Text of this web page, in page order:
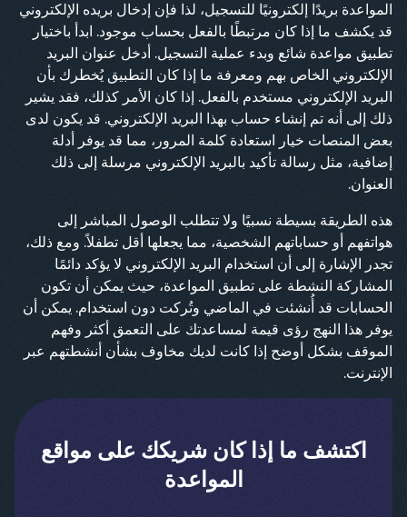
المواعدة بريدًا إلكترونيًا للتسجيل، لذا فإن إدخال بريده الإلكتروني
قد يكشف ما إذا كان مرتبطًا بالفعل بحساب موجود. ابدأ باختيار
تطبيق مواعدة شائع وبدء عملية التسجيل. أدخل عنوان البريد
الإلكتروني الخاص بهم ومعرفة ما إذا كان التطبيق يُخطرك بأن
البريد الإلكتروني مستخدم بالفعل. إذا كان الأمر كذلك، فقد يشير
ذلك إلى أنه تم إنشاء حساب بهذا البريد الإلكتروني. قد يكون لدى
بعض المنصات خيار استعادة كلمة المرور، مما قد يوفر أدلة
إضافية، مثل رسالة تأكيد بالبريد الإلكتروني مرسلة إلى ذلك
العنوان.
هذه الطريقة بسيطة نسبيًا ولا تتطلب الوصول المباشر إلى
هواتفهم أو حساباتهم الشخصية، مما يجعلها أقل تطفلاً. ومع ذلك،
تجدر الإشارة إلى أن استخدام البريد الإلكتروني لا يؤكد دائمًا
المشاركة النشطة على تطبيق المواعدة، حيث يمكن أن تكون
الحسابات قد أُنشئت في الماضي وتُركت دون استخدام. يمكن أن
يوفر هذا النهج رؤى قيمة لمساعدتك على التعمق أكثر وفهم
الموقف بشكل أوضح إذا كانت لديك مخاوف بشأن أنشطتهم عبر
الإنترنت.
اكتشف ما إذا كان شريكك على مواقع
المواعدة